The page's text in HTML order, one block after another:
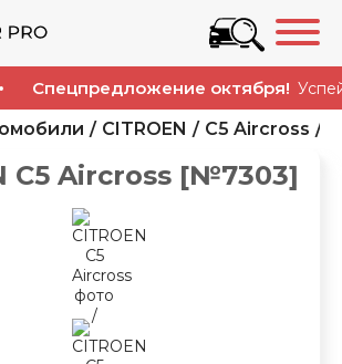
Спецпредложение октября!Успейте
CITROEN C5 Aircross
C5 Aircross [№7303]